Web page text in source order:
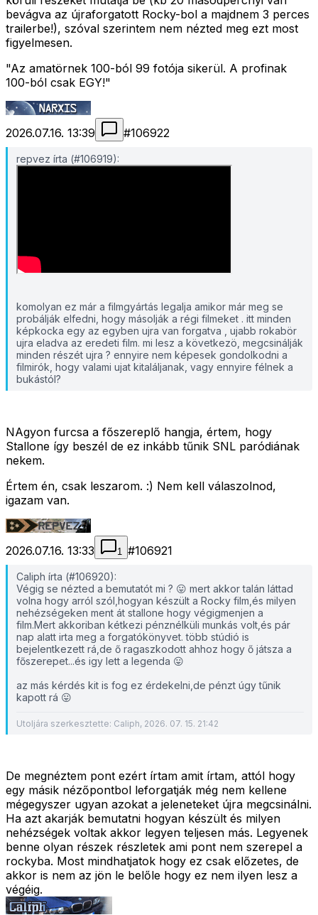
bevágva az újraforgatott Rocky-bol a majdnem 3 perces
trailerbe!), szóval szerintem nem nézted meg ezt most
figyelmesen.
"Az amatörnek 100-ból 99 fotója sikerül. A profinak
100-ból csak EGY!"
2026.07.16. 13:39 #106922
repvez írta (#106919):
komolyan ez már a filmgyártás legalja amikor már meg se
probálják elfedni, hogy másolják a régi filmeket . itt minden
képkocka egy az egyben ujra van forgatva , ujabb rokabör
ujra eladva az eredeti film. mi lesz a következö, megcsinálják
minden részét ujra ? ennyire nem képesek gondolkodni a
filmirók, hogy valami ujat kitaláljanak, vagy ennyire félnek a
bukástól?
NAgyon furcsa a főszereplő hangja, értem, hogy
Stallone így beszél de ez inkább tűnik SNL paródiának
nekem.
Értem én, csak leszarom. :) Nem kell válaszolnod,
igazam van.
2026.07.16. 13:33 1 #106921
Caliph írta (#106920):
Végig se nézted a bemutatót mi ? 😛 mert akkor talán láttad
volna hogy arról szól,hogyan készült a Rocky film,és milyen
nehézségeken ment át stallone hogy végigmenjen a
film.Mert akkoriban kétkezi pénznélküli munkás volt,és pár
nap alatt irta meg a forgatókönyvet. több stúdió is
bejelentkezett rá,de ő ragaszkodott ahhoz hogy ő játsza a
főszerepet...és igy lett a legenda 😛
az más kérdés kit is fog ez érdekelni,de pénzt úgy tűnik
kapott rá 😛
Utoljára szerkesztette: Caliph, 2026. 07. 15. 21:42
De megnéztem pont ezért írtam amit írtam, attól hogy
egy másik nézőpontbol leforgatják még nem kellene
mégegyszer ugyan azokat a jeleneteket újra megcsinálni.
Ha azt akarják bemutatni hogyan készült és milyen
nehézségek voltak akkor legyen teljesen más. Legyenek
benne olyan részek részletek ami pont nem szerepel a
rockyba. Most mindhatjatok hogy ez csak előzetes, de
akkor is nem az jön le belőle hogy ez nem ilyen lesz a
végéig.